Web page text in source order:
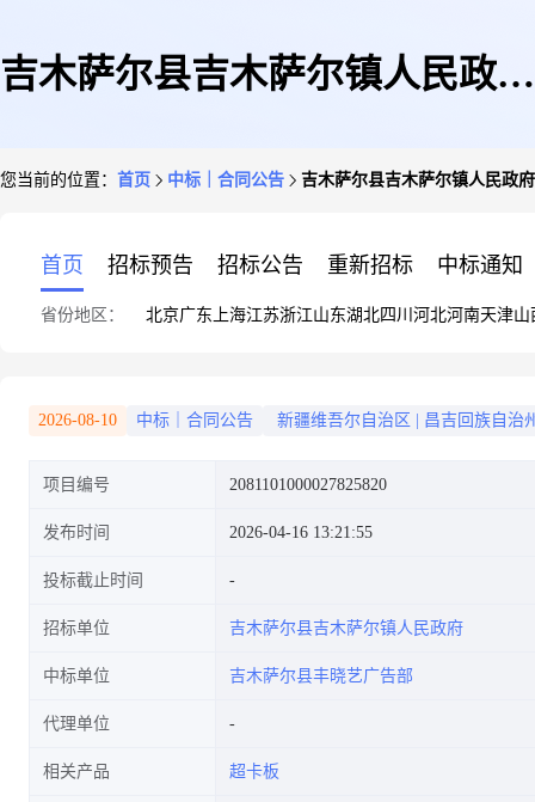
吉木萨尔县吉木萨尔镇人民政府
您当前的位置： 首页 中标｜合同公告 吉木萨尔县吉木萨尔镇人民政
首页 招标预告 招标公告 重新招标 中标通知
省份地区： 北京广东 上海江苏浙江山东湖北四川 河北河南天津山
2026-08-10 中标｜合同公告 新疆维吾尔自治区 昌吉回族自治
项目编号 2081101000027825820
发布时间 2026-04-16 13:21:55
投标截止时间
招标单位 吉木萨尔县吉木萨尔镇人民政府
中标单位 吉木萨尔县丰晓艺广告部
代理单位
相关产品 超卡板